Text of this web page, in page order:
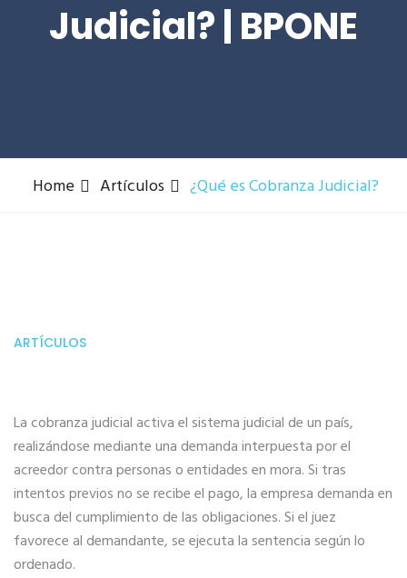
Judicial? | BPONE
Home Artículos ¿Qué es Cobranza Judicial?
ARTÍCULOS
La cobranza judicial activa el sistema judicial de un país,
realizándose mediante una demanda interpuesta por el
acreedor contra personas o entidades en mora. Si tras
intentos previos no se recibe el pago, la empresa demanda en
busca del cumplimiento de las obligaciones. Si el juez
favorece al demandante, se ejecuta la sentencia según lo
ordenado.